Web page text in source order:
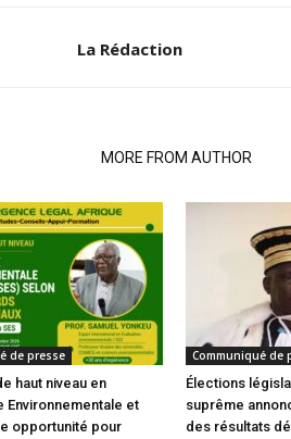
La Rédaction
MORE FROM AUTHOR
de presse
haut niveau en
Environnementale et
opportunité pour
Communiqué de
Élections
suprême
des résultats